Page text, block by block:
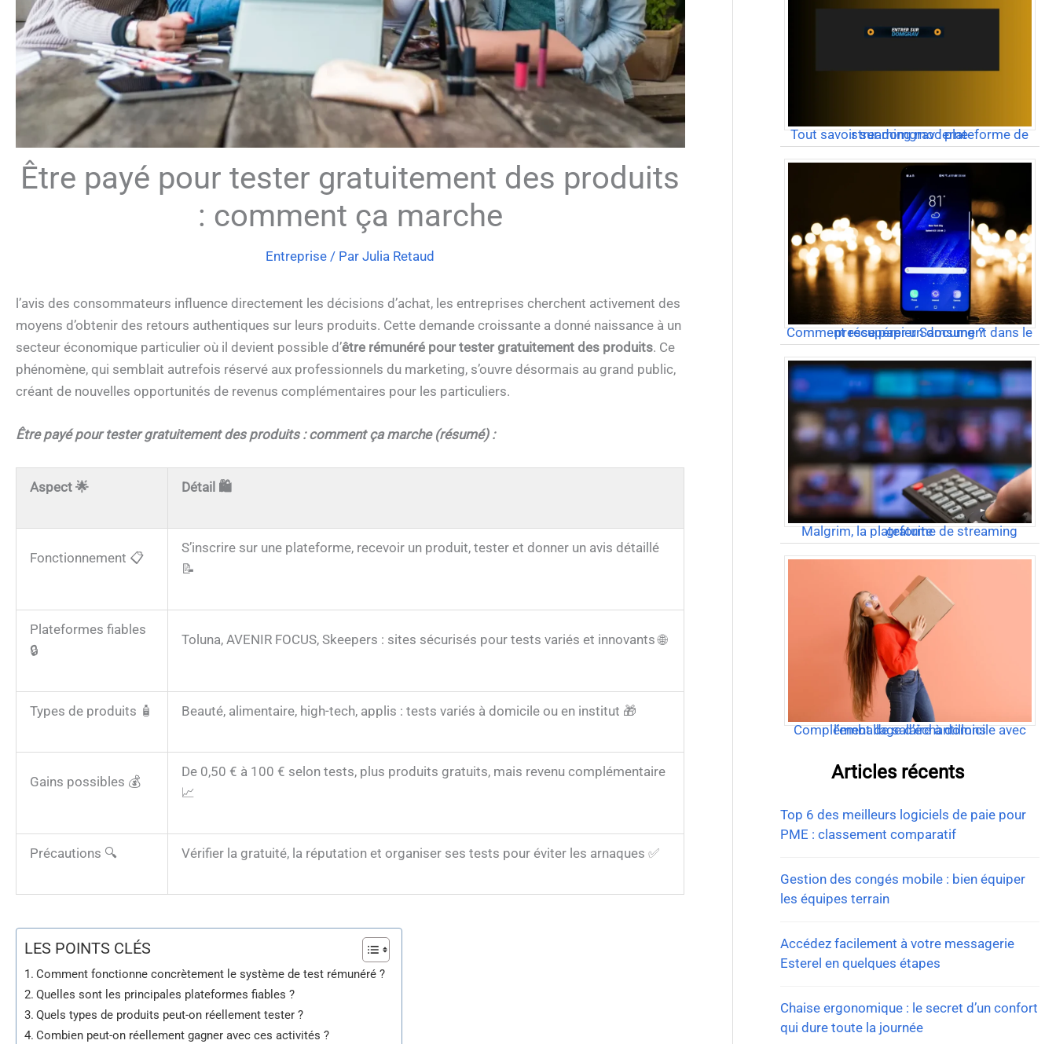
Être payé pour tester gratuitement des produits
: comment ça marche
Entreprise / ParJulia Retaud
l’avis des consommateurs influence directement les décisions d’achat, les entreprises cherchent activement des
moyens d’obtenir des retours authentiques sur leurs produits. Cette demande croissante a donné naissance à un
secteur économique particulier où il devient possible d’être rémunéré pour tester gratuitement des produits. Ce
phénomène, qui semblait autrefois réservé aux professionnels du marketing, s’ouvre désormais au grand public,
créant de nouvelles opportunités de revenus complémentaires pour les particuliers.
Être payé pour tester gratuitement des produits : comment ça marche (résumé) :
Aspect 🌟 Détail 🛍️
Fonctionnement 📋
S’inscrire sur une plateforme, recevoir un produit, tester et donner un avis détaillé
📝
Plateformes fiables
🔒
Toluna, AVENIR FOCUS, Skeepers : sites sécurisés pour tests variés et innovants 🌐
Types de produits 🧴 Beauté, alimentaire, high-tech, applis : tests variés à domicile ou en institut 🎁
Gains possibles 💰
De 0,50 € à 100 € selon tests, plus produits gratuits, mais revenu complémentaire
📈
Précautions 🔍 Vérifier la gratuité, la réputation et organiser ses tests pour éviter les arnaques ✅
LES POINTS CLÉS
Comment fonctionne concrètement le système de test rémunéré ?
Quelles sont les principales plateformes fiables ?
Quels types de produits peut-on réellement tester ?
Combien peut-on réellement gagner avec ces activités ?
Tout savoir sur domgrav : plateforme de streaming moderne
Comment récupérer un document dans le presse papier Samsung ?
Malgrim, la plateforme de streaming gratuite
Complément de salaire à domicile avec l’emballage d’échantillons
Articles récents
Top 6 des meilleurs logiciels de paie pour
PME : classement comparatif
Gestion des congés mobile : bien équiper
les équipes terrain
Accédez facilement à votre messagerie
Esterel en quelques étapes
Chaise ergonomique : le secret d’un confort
qui dure toute la journée